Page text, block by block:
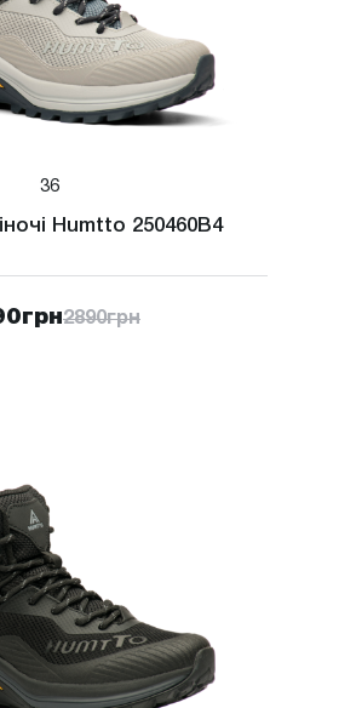
36
Humtto 250460B4
грн2890грн